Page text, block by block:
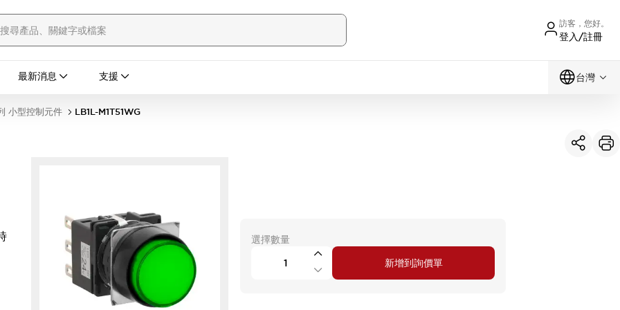
訪客，您好。
登入/註冊
最新消息 支援 台灣
小型控制元件 LB1L-M1T51WG
選擇數量
新增到詢價單